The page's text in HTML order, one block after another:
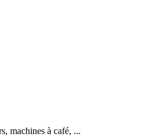
machines à café, ...